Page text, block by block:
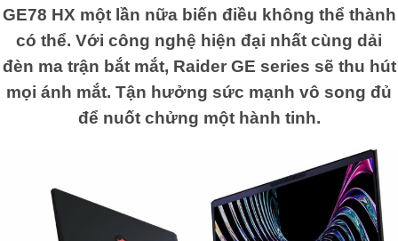
GE78 HX một lần nữa biến điều không thể thành
có thể. Với công nghệ hiện đại nhất cùng dải
đèn ma trận bắt mắt, Raider GE series sẽ thu hút
mọi ánh mắt. Tận hưởng sức mạnh vô song đủ
để nuốt chửng một hành tinh.